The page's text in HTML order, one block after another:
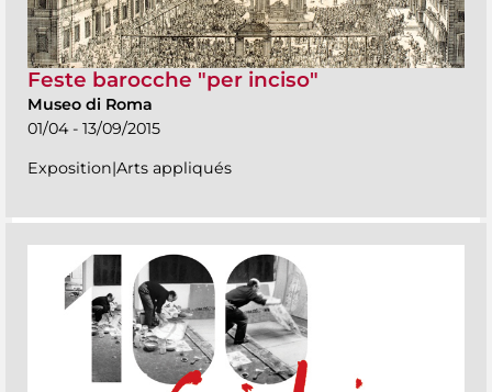
Feste barocche "per inciso"
Museo di Roma
01/04 - 13/09/2015
Exposition|Arts appliqués